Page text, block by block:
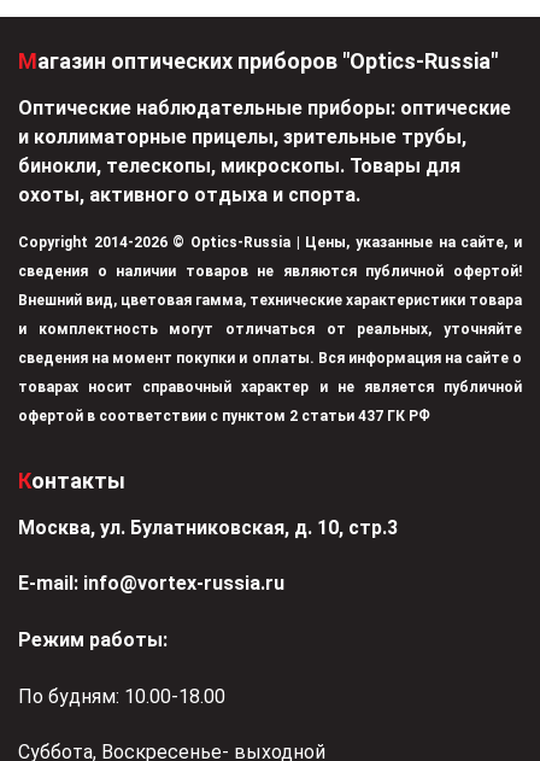
Магазин оптических приборов "Optics-Russia"
Оптические наблюдательные приборы: оптические
и коллиматорные прицелы, зрительные трубы,
бинокли, телескопы, микроскопы. Товары для
охоты, активного отдыха и спорта.
Copyright 2014-2026 © Optics-Russia | Цены, указанные на сайте, и
сведения о наличии товаров не являются публичной офертой!
Внешний вид, цветовая гамма, технические характеристики товара
и комплектность могут отличаться от реальных, уточняйте
сведения на момент покупки и оплаты. Вся информация на сайте о
товарах носит справочный характер и не является публичной
офертой в соответствии с пунктом 2 статьи 437 ГК РФ
Контакты
Москва, ул. Булатниковская, д. 10, стр.3
Е-mail: info@vortex-russia.ru
Режим работы:
По будням: 10.00-18.00
Суббота, Воскресенье- выходной